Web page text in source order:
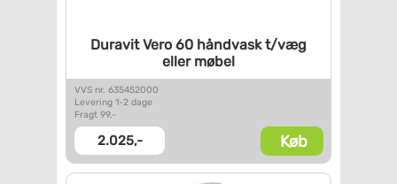
Duravit Vero 60 håndvask t/væg
eller møbel
VVS nr. 635452000
Levering 1-2 dage
Fragt 99,-
2.025,- Køb